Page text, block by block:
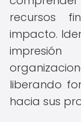
recursos
impacto.
liberando
hacia sus